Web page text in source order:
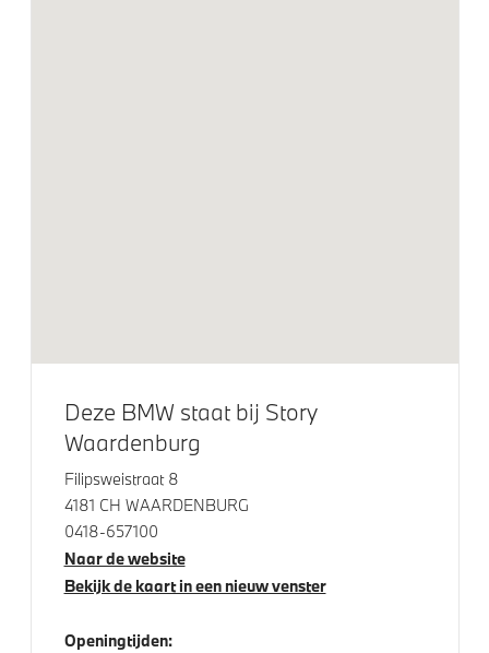
Aandrijving en onderstel
Steptronic transmissie met dubbele koppeling
Voorbereiding Driving Assistance
Veiligheid
Deze BMW staat bij Story
Waardenburg
Filipsweistraat 8
4181 CH WAARDENBURG
0418-657100
Naar de website
Bekijk de kaart in een nieuw venster
Openingtijden: